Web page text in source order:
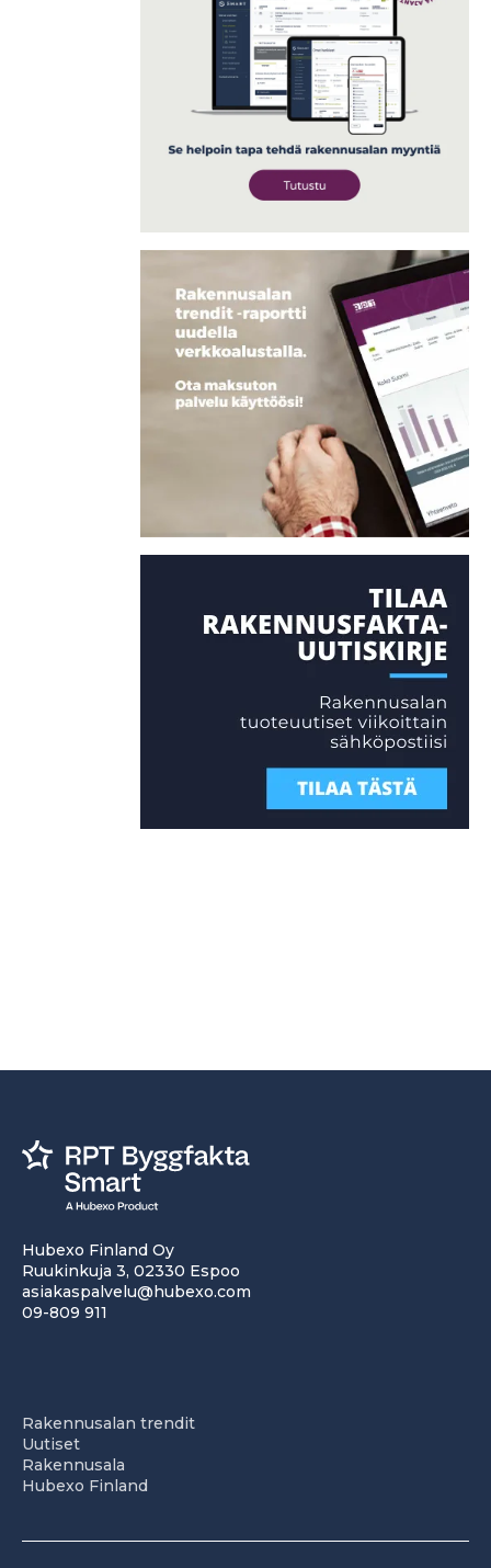
Hubexo Finland Oy
Ruukinkuja 3, 02330 Espoo
asiakaspalvelu@hubexo.com
09-809 911
Rakennusalan trendit
Uutiset
Rakennusala
Hubexo Finland